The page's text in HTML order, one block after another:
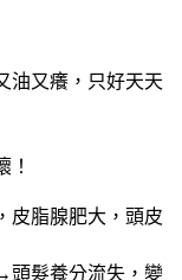
又癢，只好天天
脂腺肥大，頭皮
髮養分流失，變